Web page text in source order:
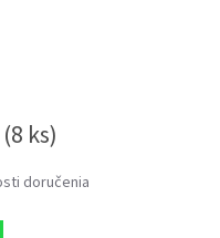
(8 ks)
doručenia